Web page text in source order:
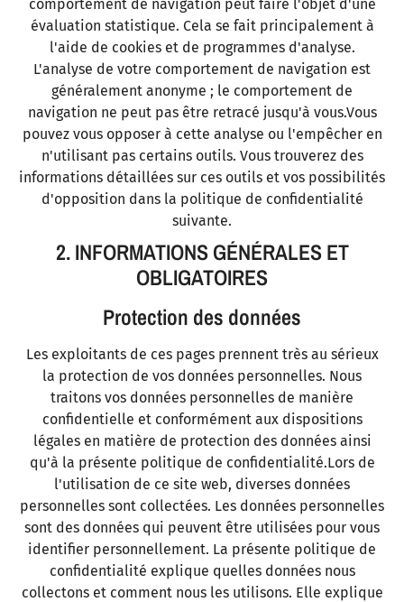
comportement de navigation peut faire l'objet d'une
évaluation statistique. Cela se fait principalement à
l'aide de cookies et de programmes d'analyse.
L'analyse de votre comportement de navigation est
généralement anonyme ; le comportement de
navigation ne peut pas être retracé jusqu'à vous.Vous
pouvez vous opposer à cette analyse ou l'empêcher en
n'utilisant pas certains outils. Vous trouverez des
informations détaillées sur ces outils et vos possibilités
d'opposition dans la politique de confidentialité
suivante.
2. INFORMATIONS GÉNÉRALES ET
OBLIGATOIRES
Protection des données
Les exploitants de ces pages prennent très au sérieux
la protection de vos données personnelles. Nous
traitons vos données personnelles de manière
confidentielle et conformément aux dispositions
légales en matière de protection des données ainsi
qu'à la présente politique de confidentialité.Lors de
l'utilisation de ce site web, diverses données
personnelles sont collectées. Les données personnelles
sont des données qui peuvent être utilisées pour vous
identifier personnellement. La présente politique de
confidentialité explique quelles données nous
collectons et comment nous les utilisons. Elle explique